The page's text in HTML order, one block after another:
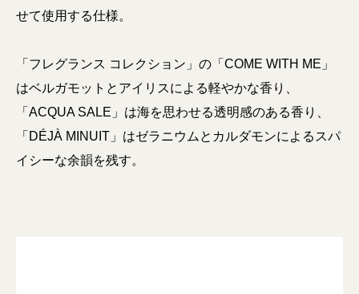
せて使用する仕様。
「フレグランス コレクション」の「COME WITH ME」
はベルガモットとアイリスによる軽やかな香り、
「ACQUA SALE」は海を思わせる透明感のある香り、
「DÉJÀ MINUIT」はゼラニウムとカルダモンによるスパ
イシーな余韻を残す。